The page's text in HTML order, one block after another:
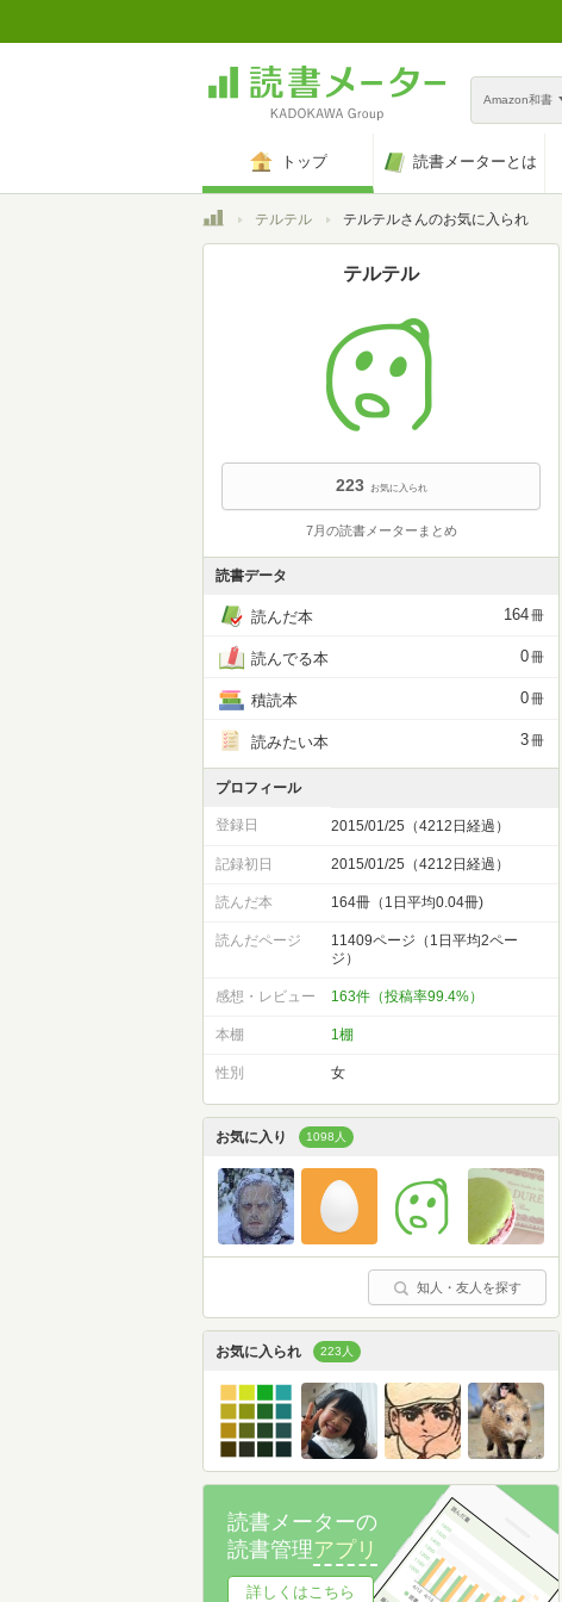
Amazon和書
トップ 読書メーターとは
トップテルテル テルテルさんのお気に入られ
テルテル
223 お気に入られ
7月の読書メーターまとめ
読書データ
読んだ本 164冊
読んでる本 0冊
積読本 0冊
読みたい本 3冊
プロフィール
登録日 2015/01/25（4212日経過）
記録初日 2015/01/25（4212日経過）
読んだ本 164冊（1日平均0.04冊)
読んだページ
11409ページ（1日平均2ペー
ジ）
感想・レビュー 163件（投稿率99.4%）
本棚 1棚
性別 女
お気に入り 1098人
知人・友人を探す
お気に入られ 223人
読書メーターの
読書管理アプリ
詳しくはこちら